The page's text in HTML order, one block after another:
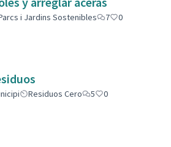
i Jardins Sostenibles 7
0
Residuos Cero 5
0